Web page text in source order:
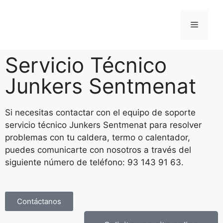
Servicio Técnico
Junkers Sentmenat
Si necesitas contactar con el equipo de soporte
servicio técnico Junkers Sentmenat para resolver
problemas con tu caldera, termo o calentador,
puedes comunicarte con nosotros a través del
siguiente número de teléfono: 93 143 91 63.
Contáctanos